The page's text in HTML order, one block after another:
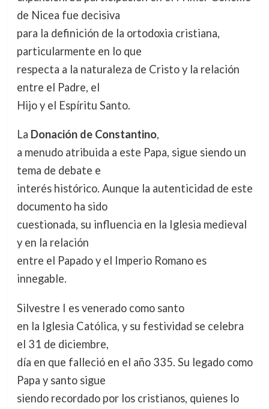
de Nicea fue decisiva
para la definición de la ortodoxia cristiana,
particularmente en lo que
respecta a la naturaleza de Cristo y la relación
entre el Padre, el
Hijo y el Espíritu Santo.
La Donación de Constantino,
a menudo atribuida a este Papa, sigue siendo un
tema de debate e
interés histórico. Aunque la autenticidad de este
documento ha sido
cuestionada, su influencia en la Iglesia medieval
y en la relación
entre el Papado y el Imperio Romano es
innegable.
Silvestre I es venerado como santo
en la Iglesia Católica, y su festividad se celebra
el 31 de diciembre,
día en que falleció en el año 335. Su legado como
Papa y santo sigue
siendo recordado por los cristianos, quienes lo